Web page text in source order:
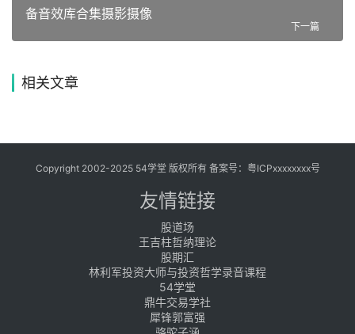
备音效库合集摄影摄像
下一篇
相关文章
Copyright 2002-2025 54学堂 版权所有 备案号： 粤ICPxxxxxxxx号
友情链接
股道场
王吉柱哲纳理论
股期汇
林利军投资大师与投资哲学录音课程
54学堂
鼎牛交易学社
犀锋郭富强